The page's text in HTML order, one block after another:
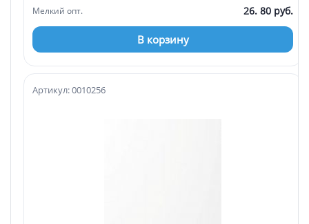
Мелкий опт. 26. 80 руб.
В корзину
Артикул: 0010256